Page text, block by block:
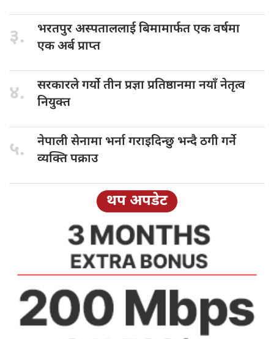
३. भरतपुर अस्पताललाईबिमामार्फत एक वर्षमा
एक अर्ब प्राप्त
४. सरकारले गर्योतीन प्रज्ञा प्रतिष्ठानमा नयाँ नेतृत्व
नियुक्त
५. नेपाली सेनामा भर्ना गराइदिन्छु भन्दै ठगी गर्ने
व्यक्ति पक्राउ
थप अपडेट